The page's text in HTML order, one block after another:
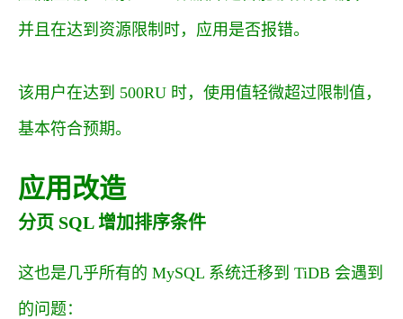
并且在达到资源限制时，应用是否报错。
该用户在达到 500RU 时，使用值轻微超过限制值，
基本符合预期。
应用改造
分页 SQL 增加排序条件
这也是几乎所有的 MySQL 系统迁移到 TiDB 会遇到
的问题：